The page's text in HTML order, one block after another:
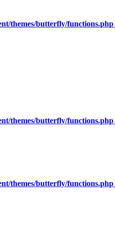
themes/butterfly/functions.php
themes/butterfly/functions.php
themes/butterfly/functions.php